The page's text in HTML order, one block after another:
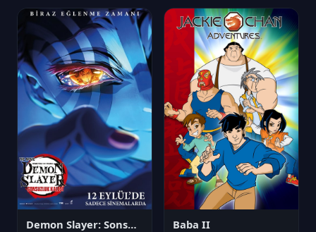
Demon Slayer: Sonsuzluk Kalesi Baba II